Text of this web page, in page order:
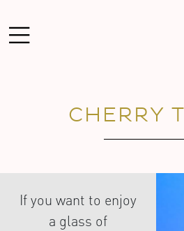
CHERRY
If you want to enjoy
a glass of